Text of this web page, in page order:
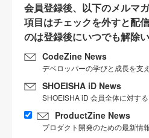
会員登録後、以下のメルマ
項目はチェックを外すと配
のは登録後にいつでも解除
CodeZine News
デベロッパーの学びと成長を支
SHOEISHA iD News
SHOEISHA iD 会員全体に対す
ProductZine News
プロダクト開発のための最新情